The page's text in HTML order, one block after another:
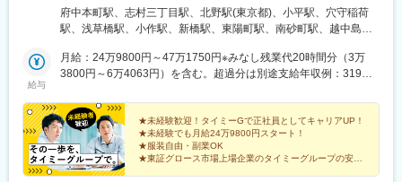
山駅、木次駅、遙堪駅、乃木駅、下府駅、八浜駅、金光駅、木見
駅、高野駅、厚東駅、長府駅、米川駅、山口駅(山口県)、新南陽
赤間駅、伊賀駅、甘木駅(西鉄線)、新飯塚駅、橋本駅(福岡県)、貝
塚駅(福岡県)、雑餉隈駅、吉塚駅、西小倉駅、大塔駅、佐伯駅、豊
駅、田代駅、東唐津駅、肥後大津駅、光の森駅、平成駅、西人吉
駅、三角駅、草道駅、志布志駅、姶良駅、米ノ津駅、古島駅、赤
嶺駅、てだこ浦西駅、南方駅(宮崎県)、高鍋駅、三股駅、東旭川
駅、倶知安駅、岩見沢駅、新富士駅(北海道)、根室駅、新川駅(北
海道)、環状通東駅、南郷１３丁目駅、問寒別駅、東室蘭駅、ほし
／転居は前提にしておりません）★U・Iターン支援あり（引っ越
し補助など※規定あり）通勤交通費は月5万円まで支給。公共交通
場合は別途定めあり【本社住所（所属先）】東京都港区東新橋1-
5-2 汐留シティセンター 35階【変更の範囲】会社の定める事業所
先は、・稼働人数が100人を超える大規模物流倉庫・精密作業が
求められる製造現場など、さまざま。あなたの経験や希望に応じ
て担当現場をマッチングしています。
府中本町駅、志村三丁目駅、北野駅(東京都)、小平駅、穴守稲荷
駅、浅草橋駅、小作駅、新橋駅、東陽町駅、南砂町駅、越中島
駅、小室駅、東我孫子駅、柏駅、柏たなか駅、北柏駅、南船橋
駅、スポーツセンター駅、芝山千代田駅、北松戸駅、実籾駅、新
駅、東京ディズニーシー・ステーション駅、千葉ニュータウン中
央駅、長後駅、小田急相模原駅、上溝駅、鈴木町駅、愛甲石田
駅、社家駅、センター南駅、生麦駅、山手駅、戸部駅、戸塚駅、
杉田駅(神奈川県)、鶴ケ峰駅、かしわ台駅、白岡駅、東松山駅、草
加駅、金子駅、ふじみ野駅、越谷レイクタウン駅、上福岡駅、深
給与
月給：24万9800円～47万1750円※みなし残業代20時間分（3万
3800円～6万4063円）を含む。超過分は別途支給年収例：319万
★未経験歓迎！タイミーGで正社員としてキャリアUP！
★未経験でも月給24万9800円スタート！
★服装自由・副業OK
★東証グロース市場上場企業のタイミーグループの安心